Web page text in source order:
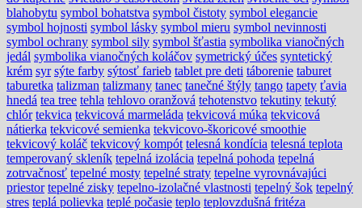
blahobytu symbol bohatstva symbol čistoty symbol elegancie
symbol hojnosti symbol lásky symbol mieru symbol nevinnosti
symbol ochrany symbol sily symbol šťastia symbolika vianočných
jedál symbolika vianočných koláčov symetrický účes syntetický
krém syr sýte farby sýtosť farieb tablet pre deti táborenie taburet
taburetka talizman talizmany tanec tanečné štýly tango tapety ťavia
hnedá tea tree tehla tehlovo oranžová tehotenstvo tekutiny tekutý
chlór tekvica tekvicová marmeláda tekvicová múka tekvicová
nátierka tekvicové semienka tekvicovo-škoricové smoothie
tekvicový koláč tekvicový kompót telesná kondícia telesná teplota
temperovaný skleník tepelná izolácia tepelná pohoda tepelná
zotrvačnosť tepelné mosty tepelné straty tepelne vyrovnávajúci
priestor tepelné zisky tepelno-izolačné vlastnosti tepelný šok tepelný
stres teplá polievka teplé počasie teplo teplovzdušná fritéza